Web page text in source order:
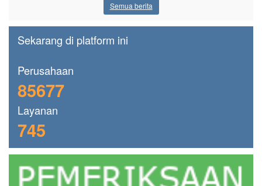
Semua berita
Sekarang di platform ini
Perusahaan
85677
Layanan
745